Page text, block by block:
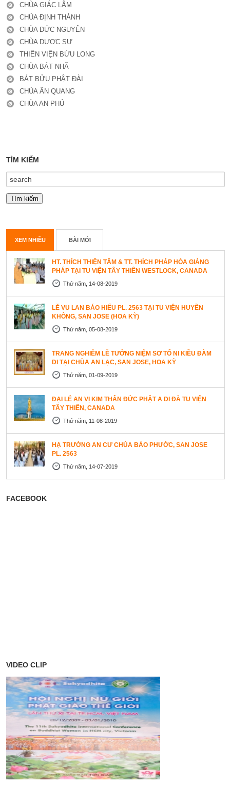
CHÙA GIÁC LÂM
CHÙA ĐỊNH THÀNH
CHÙA ĐỨC NGUYÊN
CHÙA DƯỢC SƯ
THIỀN VIỆN BỬU LONG
CHÙA BÁT NHÃ
BÁT BỬU PHẬT ĐÀI
CHÙA ẤN QUANG
CHÙA AN PHÚ
TÌM KIẾM
XEM NHIỀU BÀI MỚI
HT. THÍCH THIỆN TÂM & TT. THÍCH PHÁP HÒA GIẢNG
PHÁP TẠI TU VIỆN TÂY THIÊN WESTLOCK, CANADA
Thứ năm, 14-08-2019
LỄ VU LAN BÁO HIẾU PL. 2563 TẠI TU VIỆN HUYỀN
KHÔNG, SAN JOSE (HOA KỲ)
Thứ năm, 05-08-2019
TRANG NGHIÊM LỄ TƯỞNG NIỆM SƠ TỔ NI KIỀU ĐÀM
DI TẠI CHÙA AN LẠC, SAN JOSE, HOA KỲ
Thứ năm, 01-09-2019
ĐẠI LỄ AN VỊ KIM THÂN ĐỨC PHẬT A DI ĐÀ TU VIỆN
TÂY THIÊN, CANADA
Thứ năm, 11-08-2019
HẠ TRƯỜNG AN CƯ CHÙA BẢO PHƯỚC, SAN JOSE
PL. 2563
Thứ năm, 14-07-2019
FACEBOOK
VIDEO CLIP